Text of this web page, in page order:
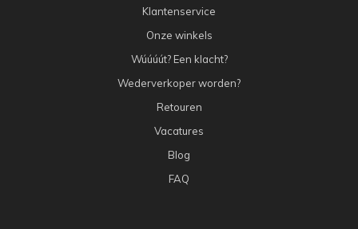
Klantenservice
Onze winkels
Wúúúút? Een klacht?
Wederverkoper worden?
Retouren
Vacatures
Blog
FAQ